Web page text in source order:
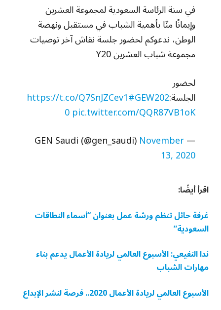
في سنة الرئاسة السعودية لمجموعة العشرين
وإيمانًا منّا بأهمية الشباب في مستقبل ونهضة
الوطن، ندعوكم لحضور جلسة نقاش آخر توصيات
مجموعة شباب العشرين Y20
لحضور
الجلسة: https://t.co/Q7SnJZCev1#GEW202
0pic.twitter.com/QQR87VB1oK
— GEN Saudi (@gen_saudi)
November
13, 2020
اقرأ أيضًا:
غرفة حائل تنظم ورشة عمل بعنوان “أسماء النطاقات
السعودية”
ندا النفيعي: الأسبوع العالمي لريادة الأعمال يدعم بناء
مهارات الشباب
الأسبوع العالمي لريادة الأعمال 2020.. فرصة لنشر الإبداع